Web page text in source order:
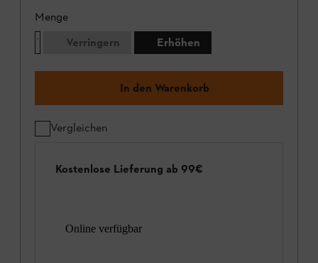
Menge
Verringern
Erhöhen
In den Warenkorb
Vergleichen
Kostenlose Lieferung ab 99€
Online verfügbar